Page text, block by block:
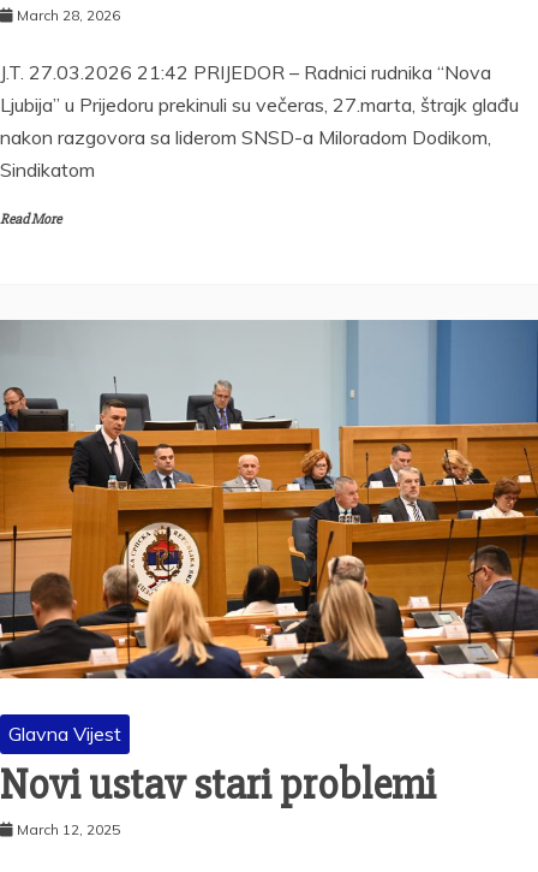
March 28, 2026
J.T. 27.03.2026 21:42 PRIJEDOR – Radnici rudnika “Nova
Ljubija” u Prijedoru prekinuli su večeras, 27.marta, štrajk glađu
nakon razgovora sa liderom SNSD-a Miloradom Dodikom,
Sindikatom
Read More
Glavna Vijest
Novi ustav stari problemi
March 12, 2025